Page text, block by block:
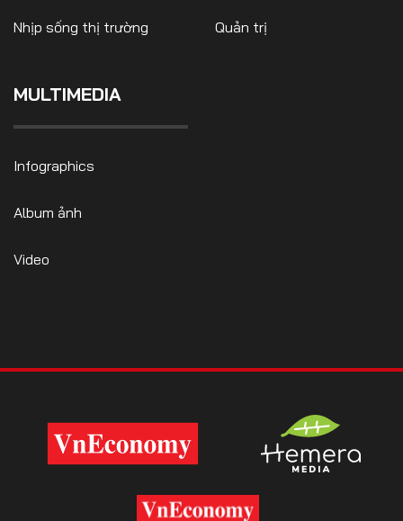
Nhịp sống thị trường Quản trị
MULTIMEDIA
Infographics
Album ảnh
Video